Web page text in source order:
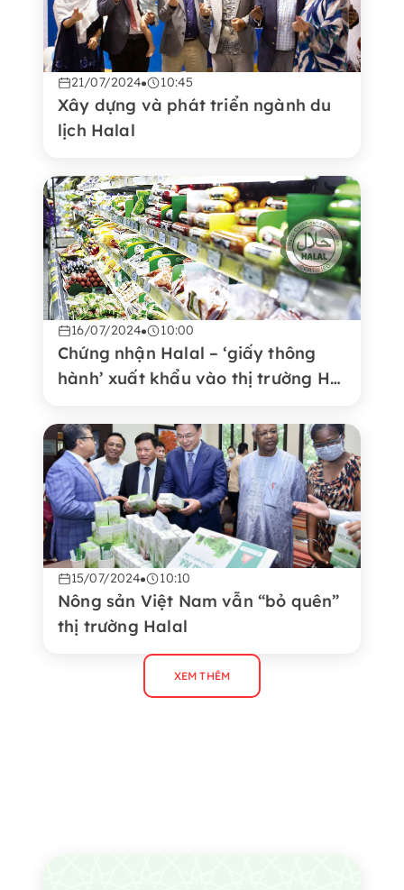
21/07/2024 10:45
Xây dựng và phát triển ngành du
lịch Halal
16/07/2024 10:00
Chứng nhận Halal – ‘giấy thông
hành’ xuất khẩu vào thị trường Hồi
15/07/2024 10:10
Nông sản Việt Nam vẫn “bỏ quên”
thị trường Halal
XEM THÊM